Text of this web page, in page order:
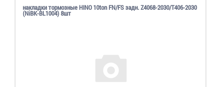
накладки тормозные HINO 10ton FN/FS задн. Z4068-2030/T406-2030
(NiBK-BL1004) 8шт